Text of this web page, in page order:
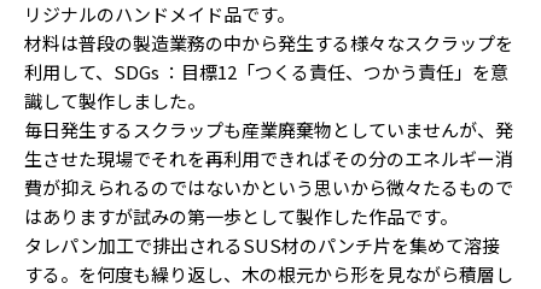
リジナルのハンドメイド品です。
材料は普段の製造業務の中から発生する様々なスクラップを
利用して、SDGs ：目標12「つくる責任、つかう責任」を意
識して製作しました。
毎日発生するスクラップも産業廃棄物としていませんが、発
生させた現場でそれを再利用できればその分のエネルギー消
費が抑えられるのではないかという思いから微々たるもので
はありますが試みの第一歩として製作した作品です。
タレパン加工で排出されるSUS材のパンチ片を集めて溶接
する。を何度も繰り返し、木の根元から形を見ながら積層し